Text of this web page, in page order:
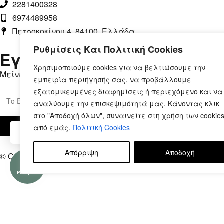
Ρυθμίσεις Και Πολιτική Cookies
Χρησιμοποιούμε cookies για να βελτιώσουμε την
εμπειρία περιήγησής σας, να προβάλλουμε
εξατομικευμένες διαφημίσεις ή περιεχόμενο και να
αναλύουμε την επισκεψιμότητά μας. Κάνοντας κλικ
στο "Αποδοχή όλων", συναινείτε στη χρήση των cookies
από εμάς. Πολιτική Cookies
Απόρριψη Αποδοχή
2281400328
6974489958
Πετροκοκίνου 4, 84100, Ελλάδα
Εγγραφή στο Newsletter
Μείνετε ενημερωμένοι, με αποκλειστικές προσφορές.
© Copyright 2026 – Printsub.gr. Designed & Developed by
Ρωτήστε
Μπορούμε να βοηθήσουμε;